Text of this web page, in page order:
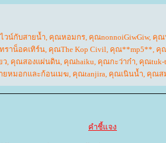
วน์กับสายน้ำ คุณหอมกร คุณnonnoiGiwGiw, คุณ
ราน็อคเทิร์น คุณThe Kop Civil คุณ**mp5** คุ
ว คุณสองแผ่นดิน คุณhaiku คุณกะว่าก๋า คุณtuk-
หมอกและก้อนเมฆ คุณtanjira คุณเนินน้ำ คุณส
คำชี้แจง